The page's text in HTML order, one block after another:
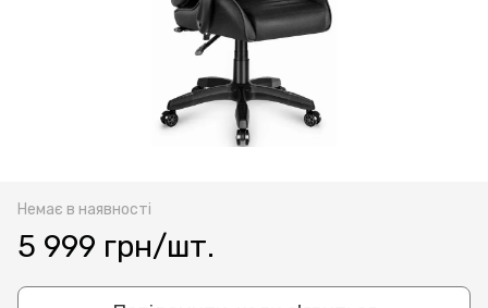
Немає в наявності
5 999 грн/шт.